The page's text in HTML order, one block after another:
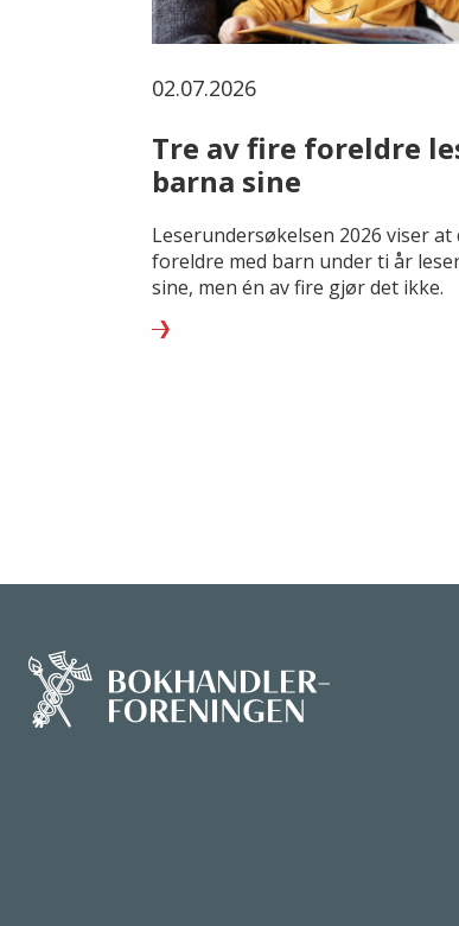
02.07.2026
Tre av fire foreldre
barna sine
Leserundersøkelsen 2026 viser at
foreldre med barn under ti år
sine, men én av fire gjør det ikke.